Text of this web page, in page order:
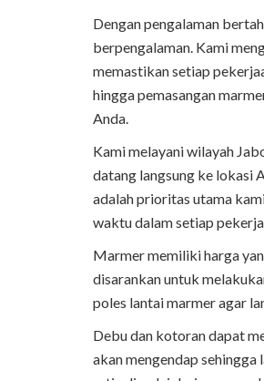
Dengan pengalaman
berpengalaman. Kami
memastikan setiap
hingga pemasangan
Anda.
Kami melayani wilayah
datang langsung ke lokasi
adalah prioritas utama
waktu dalam setiap
Marmer memiliki harga
disarankan untuk
poles lantai marmer agar
Debu dan kotoran dapat
akan mengendap